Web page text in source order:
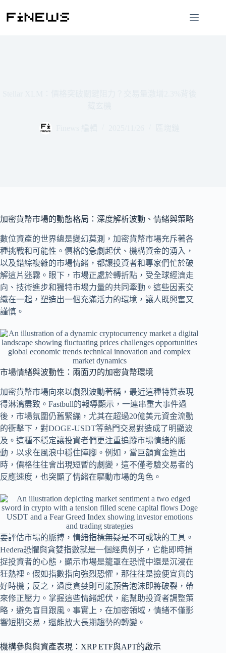
加密貨幣市場的動態格局：深度解析波動、情緒與策略
數位資產的世界總是變幻莫測，加密貨幣市場充斥著各
種挑戰和可能性。價格的急劇起伏、機構資金的湧入，
以及錯綜複雜的市場情緒，都讓投資者和專家們忙於破
解這片迷霧。眼下，市場正處於轉折點，受全球經濟走
向、技術進步和獨特市場力量的共同牽動。這些因素交
織在一起，塑造出一個充滿活力的環境，讓人既興奮又
謹慎。
市場情緒與波動性：兩面刃的加密貨幣環境
加密貨幣市場向來以劇烈波動著稱，最近這種特質表現
得淋漓盡致。Fastbull的報導顯示，一連串重大事件過
後，市場氛圍仍舊緊繃，尤其在超過20億美元資金流動
的衝擊下，對DOGE-USDT等熱門交易對造成了明顯波
及。這種不穩定讓投資者們更注重追蹤市場情緒的脈
動，以求在風浪中穩住陣腳。例如，當巨額資金進出
時，價格往往會出現短暫的劇變，這不僅考驗交易者的
反應速度，也突顯了情緒在驅動市場的角色。
要評估市場的脈搏，情緒指標無疑是不可或缺的工具。
Hedera恐懼與貪婪指數就是一個經典例子，它能即時捕
捉投資者的心態，顯示市場是籠罩在恐慌中還是沉浸在
狂熱裡。假如指數指向強烈恐懼，那往往是撿便宜貨的
好時機；反之，過度貪婪則可能預告泡沫即將破裂，帶
來修正壓力。掌握這些情緒起伏，能幫助投資者調整策
略，避免盲目跟風。事實上，在加密領域，情緒不僅影
響短期交易，還能放大長期趨勢的轉變。
機構參與與資產表現：XRP ETF與APT的啟示